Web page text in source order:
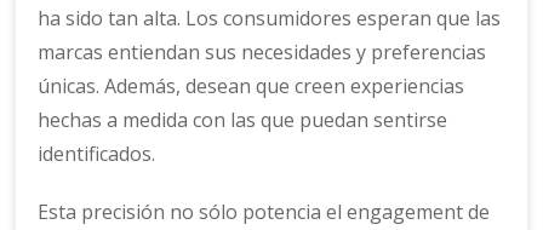
ha sido tan alta. Los consumidores esperan que las
marcas entiendan sus necesidades y preferencias
únicas. Además, desean que creen experiencias
hechas a medida con las que puedan sentirse
identificados.
Esta precisión no sólo potencia el engagement de